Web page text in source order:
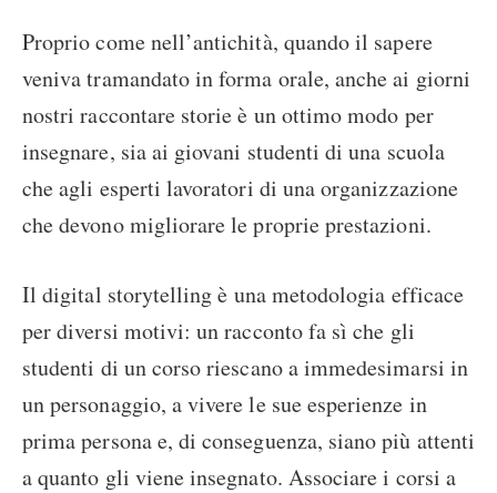
Proprio come nell’antichità, quando il sapere
veniva tramandato in forma orale, anche ai giorni
nostri raccontare storie è un ottimo modo per
insegnare, sia ai giovani studenti di una scuola
che agli esperti lavoratori di una organizzazione
che devono migliorare le proprie prestazioni.
Il digital storytelling è una metodologia efficace
per diversi motivi: un racconto fa sì che gli
studenti di un corso riescano a immedesimarsi in
un personaggio, a vivere le sue esperienze in
prima persona e, di conseguenza, siano più attenti
a quanto gli viene insegnato. Associare i corsi a